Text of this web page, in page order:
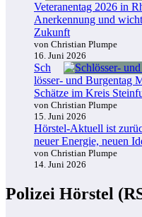
Veteranentag 2026 in
Anerkennung und
Zukunft
von Christian Plumpe
16. Juni 2026
Sch
lösser- und Burgentag
Schätze im Kreis
von Christian Plumpe
15. Juni 2026
Hörstel-Aktuell ist
neuer Energie, neuen
von Christian Plumpe
14. Juni 2026
Polizei Hörstel